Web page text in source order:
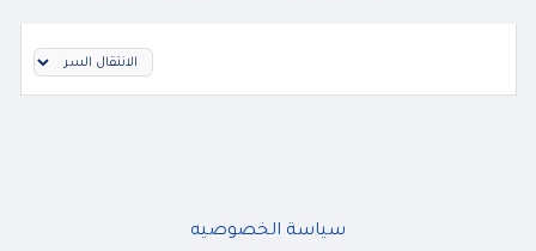
سياسة الخصوصيه